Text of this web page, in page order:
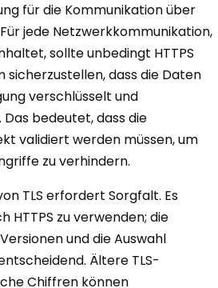
für die Kommunikation über
jede Netzwerkkommunikation,
sollte unbedingt HTTPS
dass die Daten
verschlüsselt und
bedeutet, dass die
validiert werden müssen, um
zu verhindern.
TLS erfordert Sorgfalt. Es
HTTPS zu verwenden; die
und die Auswahl
Ältere TLS-
Chiffren können